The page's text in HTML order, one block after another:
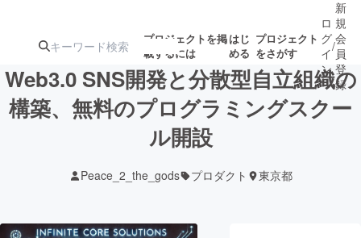
プロジェクトを掲
載するには
はじ
める
プロジェクト
をさがす
注目の新着プロ募集終了が近いプ
ロ
グ
イ
ン
/
新
規
会
員
登
録
Web3.0 SNS開発と分散型自立組織の
構築、無料のプログラミングスクー
ル開設
Peace_2_the_gods プロダクト 東京都